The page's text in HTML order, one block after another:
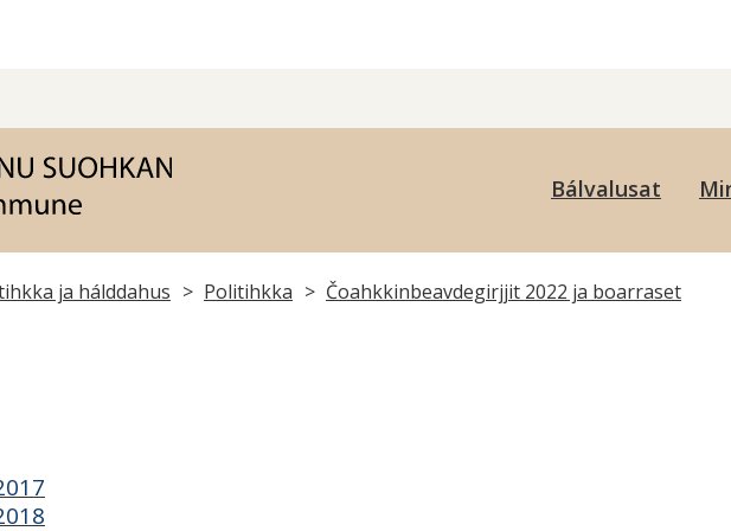
Guovdageainnu
Bálvalusat
ja hálddahus Politihkka Čoahkkinbeavdegirjjit 2022 ja boarraset